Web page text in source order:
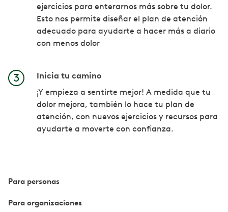
ejercicios para enterarnos más sobre tu dolor.
Esto nos permite diseñar el plan de atención
adecuado para ayudarte a hacer más a diario
con menos dolor
Inicia tu camino
¡Y empieza a sentirte mejor! A medida que tu
dolor mejora, también lo hace tu plan de
atención, con nuevos ejercicios y recursos para
ayudarte a moverte con confianza.
Para personas
Para organizaciones